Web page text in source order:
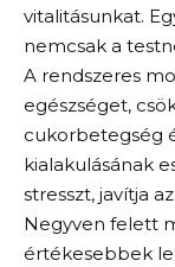
vitalitásunkat.
nemcsak a
A rendszeres
egészséget,
cukorbetegség
kialakulásának
stresszt, javítja
Negyven felett
értékesebbek